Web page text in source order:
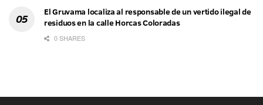
El Gruvama localiza al responsable de un vertido ilegal de
residuos en la calle Horcas Coloradas
0 SHARES